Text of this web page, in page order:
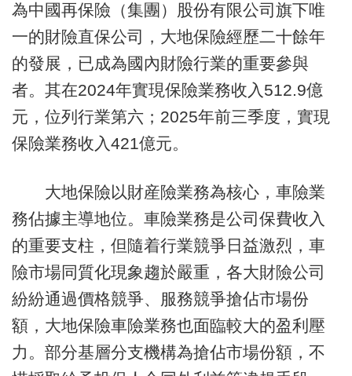
為中國再保險（集團）股份有限公司旗下唯
一的財險直保公司，大地保險經歷二十餘年
的發展，已成為國內財險行業的重要參與
者。其在2024年實現保險業務收入512.9億
元，位列行業第六；2025年前三季度，實現
保險業務收入421億元。
大地保險以財産險業務為核心，車險業
務佔據主導地位。車險業務是公司保費收入
的重要支柱，但隨着行業競爭日益激烈，車
險市場同質化現象趨於嚴重，各大財險公司
紛紛通過價格競爭、服務競爭搶佔市場份
額，大地保險車險業務也面臨較大的盈利壓
力。部分基層分支機構為搶佔市場份額，不